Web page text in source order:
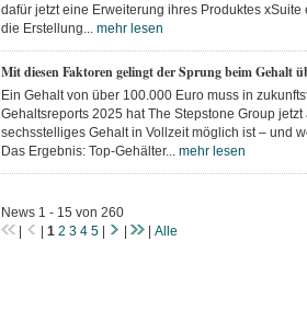
dafür jetzt eine Erweiterung ihres Produktes
die Erstellung... mehr lesen
Mit diesen Faktoren gelingt der Sprung beim Gehalt
Ein Gehalt von über 100.000 Euro muss in
Gehaltsreports 2025 hat The Stepstone Group
sechsstelliges Gehalt in Vollzeit möglich ist – und
Das Ergebnis: Top-Gehälter... mehr lesen
News 1 - 15 von 260
|
1 2 3 4 5| | Alle